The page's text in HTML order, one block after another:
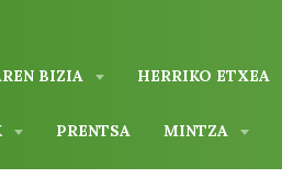
BIZIA HERRIKO ETXEA
PRENTSA MINTZA